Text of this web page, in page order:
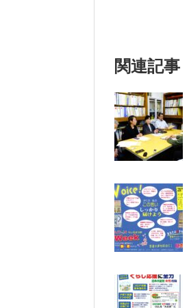
関連記事